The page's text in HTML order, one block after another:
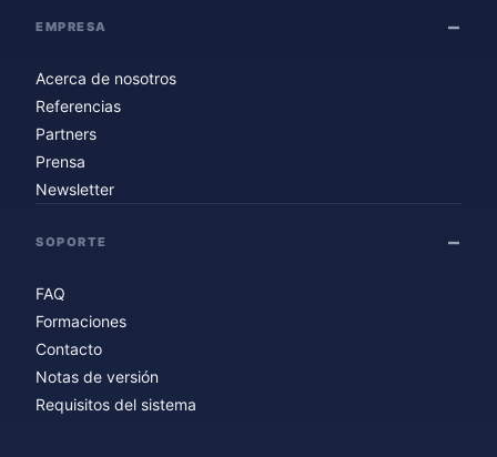
EMPRESA
Acerca de nosotros
Referencias
Partners
Prensa
Newsletter
SOPORTE
FAQ
Formaciones
Contacto
Notas de versión
Requisitos del sistema